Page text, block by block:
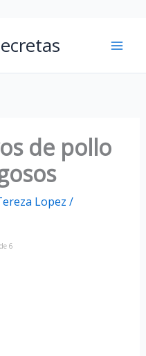
de pollo
Lopez /
6